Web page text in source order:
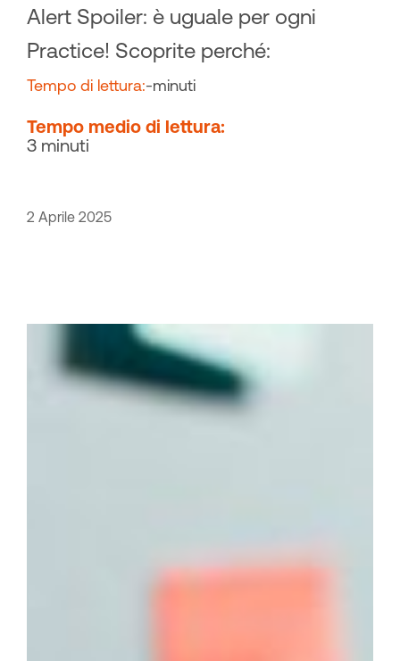
Alert Spoiler: è uguale per ogni
Practice! Scoprite perché:
Tempo di lettura:-minuti
Tempo medio di lettura:
3 minuti
2 Aprile 2025